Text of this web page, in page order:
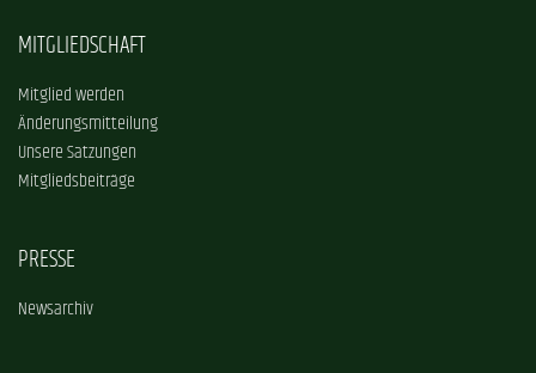
MITGLIEDSCHAFT
Mitglied werden
Änderungsmitteilung
Unsere Satzungen
Mitgliedsbeiträge
PRESSE
Newsarchiv